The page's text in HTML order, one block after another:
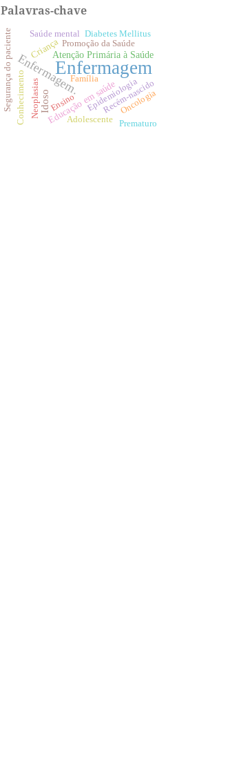
Palavras-chave
Enfermagem
Enfermagem.
Idoso
Atenção Primária à Saúde
Criança
Educação em saúde
Adolescente
Família
Ensino Epidemiologia
Segurança do paciente Recém-nascido
Neoplasias
Promoção da Saúde
Diabetes Mellitus
Saúde mental
Oncologia
Prematuro
Conhecimento